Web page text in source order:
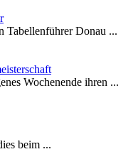
Tabellenführer Donau ...
Wochenende ihren ...
beim ...